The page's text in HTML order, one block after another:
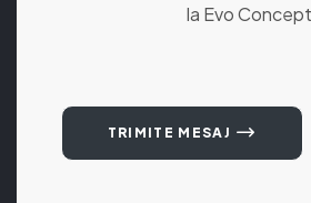
la Evo Concept
TRIMITE MESAJ